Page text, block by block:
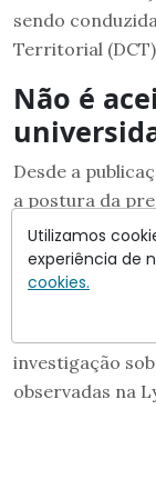
sendo
Territorial
Não é
Desde a
a postura da
O presidente
Auvergne-
com seu
ministro da
investigação
observadas na
Utilizamos
experiência de
cookies.